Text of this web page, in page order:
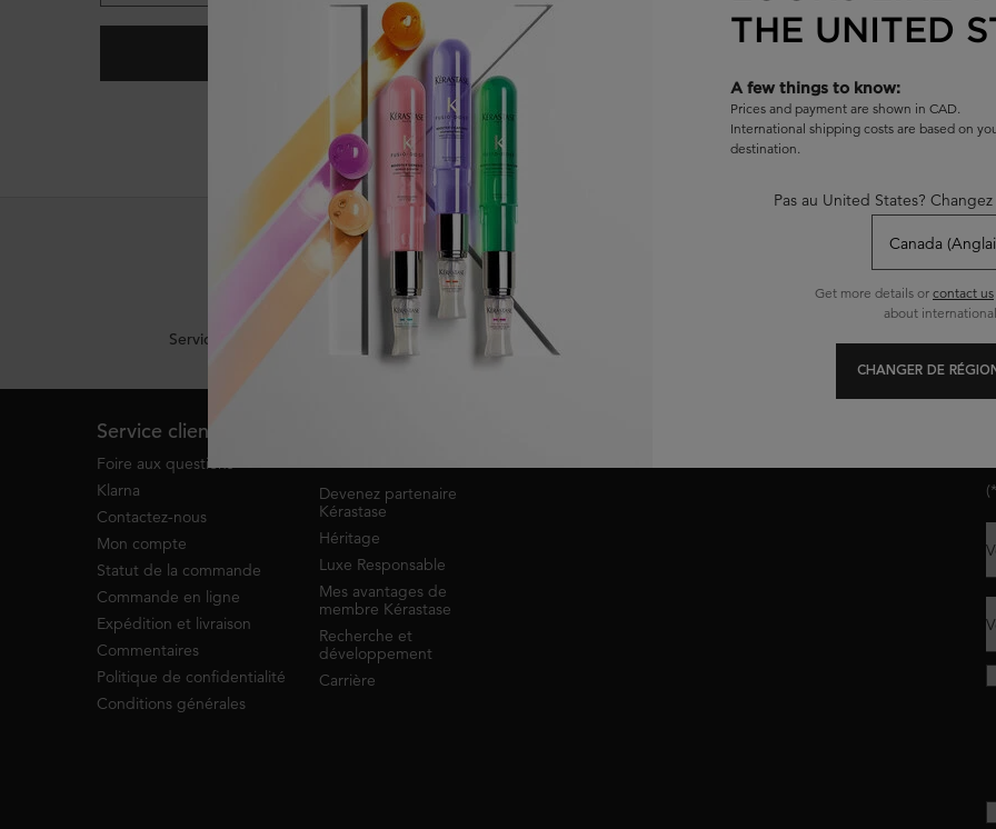
AJOUTER AU PANIER
HUILE CAPILLAIRE L’HUILE ORIGINALE RECHARGEABLE
AJOUTER AU PANIER
Service de clavardage Offres Exclusives Test Diagnostique
Service client
Foire aux questions
Klarna
Contactez-nous
Mon compte
Statut de la commande
Commande en ligne
Expédition et livraison
Commentaires
Politique de confidentialité
Conditions générales
Devenez partenaire
Kérastase
Héritage
Luxe Responsable
Mes avantages de
membre Kérastase
Recherche et
développement
Carrière
THE UNITED
A few things to know:
Prices and payment are shown in CAD.
International shipping costs are based on
destination.
Pas au United States?
Get more details or contact us
about
CHANGER DE